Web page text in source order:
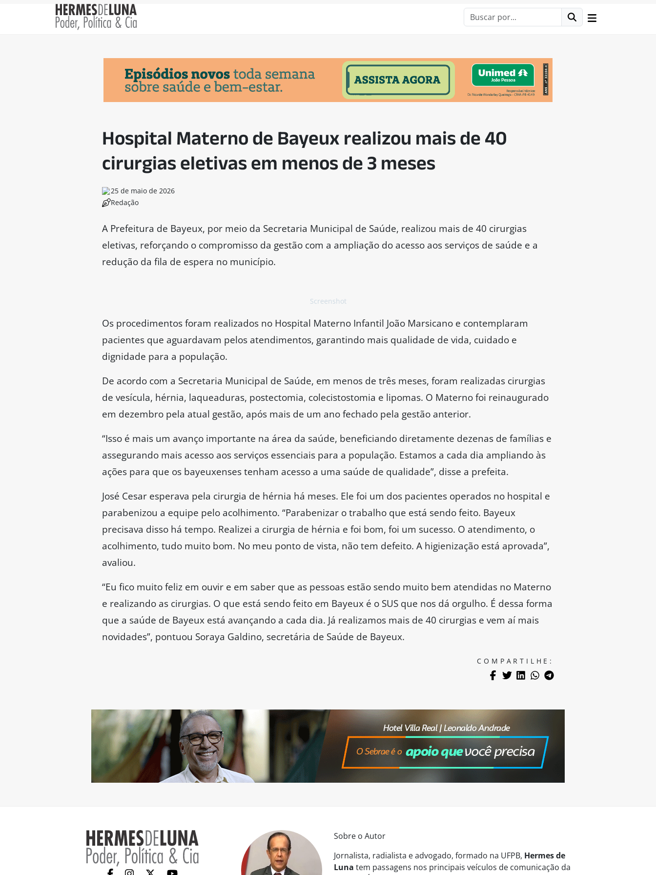
Hospital Materno de Bayeux realizou mais de 40
cirurgias eletivas em menos de 3 meses
25 de maio de 2026
Redação
A Prefeitura de Bayeux, por meio da Secretaria Municipal de Saúde, realizou mais de 40 cirurgias
eletivas, reforçando o compromisso da gestão com a ampliação do acesso aos serviços de saúde e a
redução da fila de espera no município.
Screenshot
Os procedimentos foram realizados no Hospital Materno Infantil João Marsicano e contemplaram
pacientes que aguardavam pelos atendimentos, garantindo mais qualidade de vida, cuidado e
dignidade para a população.
De acordo com a Secretaria Municipal de Saúde, em menos de três meses, foram realizadas cirurgias
de vesícula, hérnia, laqueaduras, postectomia, colecistostomia e lipomas. O Materno foi reinaugurado
em dezembro pela atual gestão, após mais de um ano fechado pela gestão anterior.
“Isso é mais um avanço importante na área da saúde, beneficiando diretamente dezenas de famílias e
assegurando mais acesso aos serviços essenciais para a população. Estamos a cada dia ampliando às
ações para que os bayeuxenses tenham acesso a uma saúde de qualidade”, disse a prefeita.
José Cesar esperava pela cirurgia de hérnia há meses. Ele foi um dos pacientes operados no hospital e
parabenizou a equipe pelo acolhimento. “Parabenizar o trabalho que está sendo feito. Bayeux
precisava disso há tempo. Realizei a cirurgia de hérnia e foi bom, foi um sucesso. O atendimento, o
acolhimento, tudo muito bom. No meu ponto de vista, não tem defeito. A higienização está aprovada”,
avaliou.
“Eu fico muito feliz em ouvir e em saber que as pessoas estão sendo muito bem atendidas no Materno
e realizando as cirurgias. O que está sendo feito em Bayeux é o SUS que nos dá orgulho. É dessa forma
que a saúde de Bayeux está avançando a cada dia. Já realizamos mais de 40 cirurgias e vem aí mais
novidades”, pontuou Soraya Galdino, secretária de Saúde de Bayeux.
COMPARTILHE:
Sobre o Autor
Jornalista, radialista e advogado, formado na UFPB, Hermes de
Luna tem passagens nos principais veículos de comunicação da